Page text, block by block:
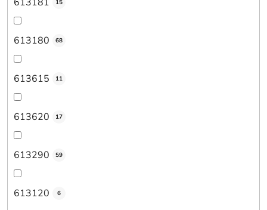
15
613180 68
613615 11
613620 17
613290 59
613120 6